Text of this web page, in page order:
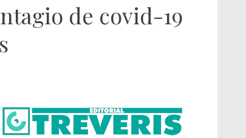
de covid-19